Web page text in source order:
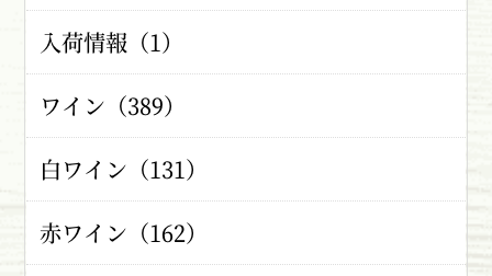
入荷情報（1）
ワイン（389）
白ワイン（131）
赤ワイン（162）